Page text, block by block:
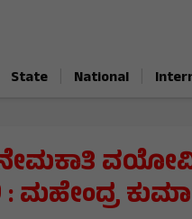
State National
: ಮಹೇಂದ್ರ